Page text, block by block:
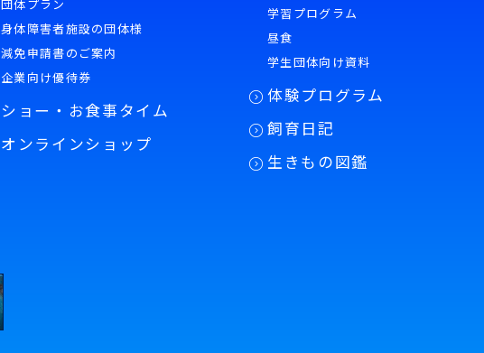
団体プラン
身体障害者施設の団体様
減免申請書のご案内
企業向け優待券
ショー・お食事タイム
オンラインショップ
学習プログラム
昼食
学生団体向け資料
体験プログラム
飼育日記
生きもの図鑑